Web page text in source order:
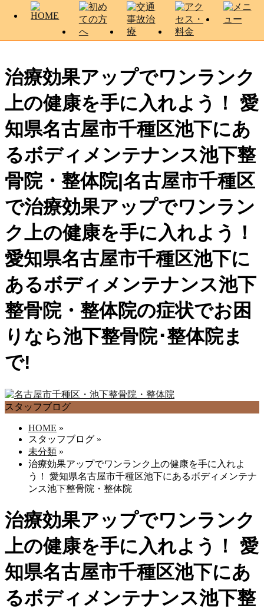
治療効果アップでワンランク
上の健康を手に入れよう！ 愛
知県名古屋市千種区池下にあ
るボディメンテナンス池下整
骨院・整体院|名古屋市千種区
で治療効果アップでワンラン
ク上の健康を手に入れよう！
愛知県名古屋市千種区池下に
あるボディメンテナンス池下
整骨院・整体院の症状でお困
りなら池下整骨院･整体院ま
で!
スタッフブログ
HOME »
スタッフブログ »
未分類 »
治療効果アップでワンランク上の健康を手に入れよ
う！ 愛知県名古屋市千種区池下にあるボディメンテナ
ンス池下整骨院・整体院
治療効果アップでワンランク
上の健康を手に入れよう！ 愛
知県名古屋市千種区池下にあ
るボディメンテナンス池下整